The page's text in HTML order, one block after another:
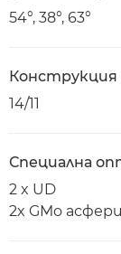
54°, 38°, 63°
Конструкция
14/11
Специална
2 x UD
2x GMo